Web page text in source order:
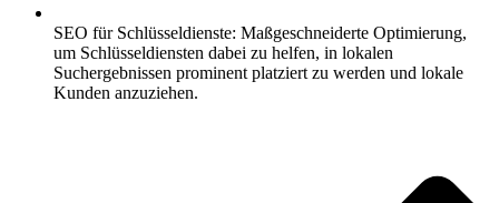
SEO für Schlüsseldienste: Maßgeschneiderte Optimierung,
um Schlüsseldiensten dabei zu helfen, in lokalen
Suchergebnissen prominent platziert zu werden und lokale
Kunden anzuziehen.